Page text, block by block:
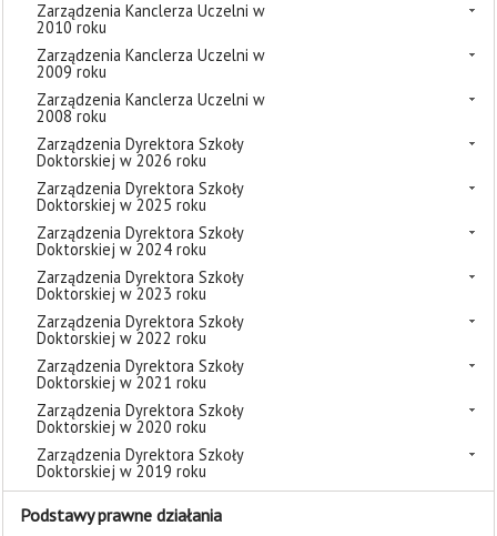
Zarządzenia Kanclerza Uczelni w
2010 roku
Zarządzenia Kanclerza Uczelni w
2009 roku
Zarządzenia Kanclerza Uczelni w
2008 roku
Zarządzenia Dyrektora Szkoły
Doktorskiej w 2026 roku
Zarządzenia Dyrektora Szkoły
Doktorskiej w 2025 roku
Zarządzenia Dyrektora Szkoły
Doktorskiej w 2024 roku
Zarządzenia Dyrektora Szkoły
Doktorskiej w 2023 roku
Zarządzenia Dyrektora Szkoły
Doktorskiej w 2022 roku
Zarządzenia Dyrektora Szkoły
Doktorskiej w 2021 roku
Zarządzenia Dyrektora Szkoły
Doktorskiej w 2020 roku
Zarządzenia Dyrektora Szkoły
Doktorskiej w 2019 roku
Podstawy prawne działania